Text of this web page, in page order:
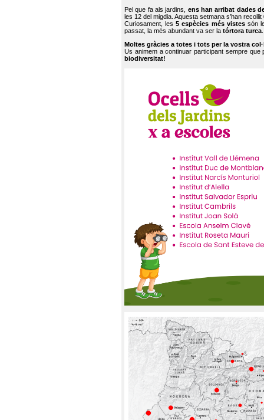
Pel que fa als jardins, ens han arribat dades
les 12 del migdia. Aquesta setmana s’han recollit
Curiosament, les5 espècies més vistessón
passat, la més abundant va ser la tórtora turca
Moltes gràcies a totes i tots per la vostra
Us animem a continuar participant sempre que
biodiversitat!